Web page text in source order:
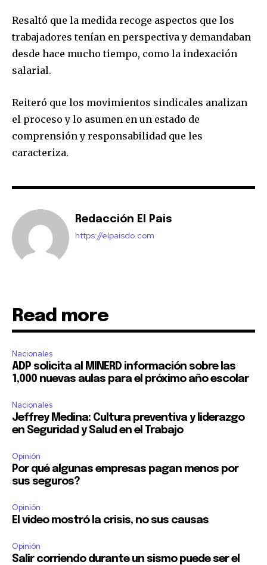
Resaltó que la medida recoge aspectos que los
trabajadores tenían en perspectiva y demandaban
desde hace mucho tiempo, como la indexación
salarial.
Reiteró que los movimientos sindicales analizan
el proceso y lo asumen en un estado de
comprensión y responsabilidad que les
caracteriza.
Redacción El Pais
https://elpaisdo.com
Read more
Nacionales
ADP solicita al MINERD información sobre las
1,000 nuevas aulas para el próximo año escolar
Nacionales
Jeffrey Medina: Cultura preventiva y liderazgo
en Seguridad y Salud en el Trabajo
Opinión
Por qué algunas empresas pagan menos por
sus seguros?
Opinión
El video mostró la crisis, no sus causas
Opinión
Salir corriendo durante un sismo puede ser el